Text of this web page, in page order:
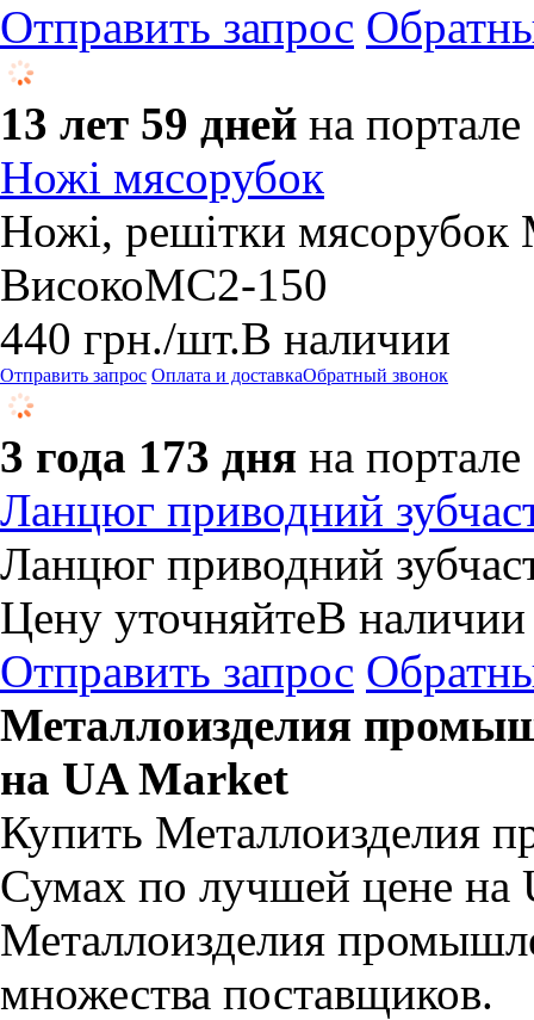
Отправить запрос
13 лет 59 дней на портале
Ножі мясорубок
Ножі, решітки
ВисокоМС2-150
440 грн./шт.В наличии
Отправить запрос Оплата и доставкаОбратный звонок
3 года 173 дня на портале
Ланцюг приводний
Ланцюг приводний
Цену уточняйтеВ наличии
Отправить запрос
Металлоизделия
на UA Market
Купить Металлоизделия
Сумах по лучшей цене на
Металлоизделия
множества поставщиков.